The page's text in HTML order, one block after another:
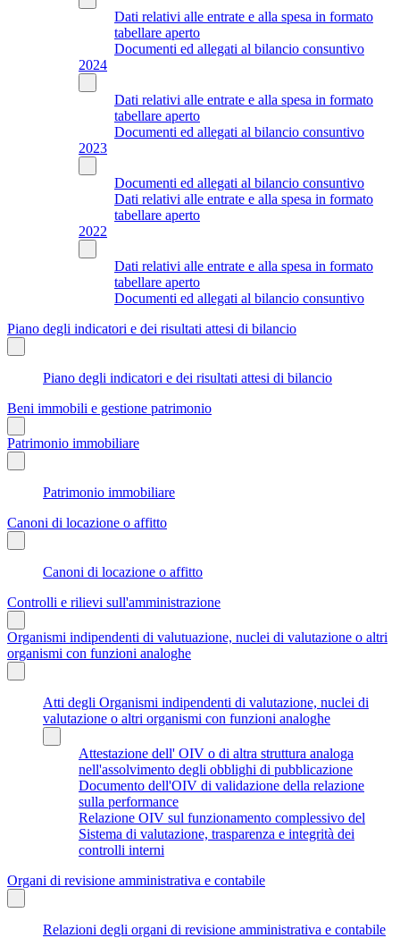
Dati relativi alle entrate e alla spesa in formato
tabellare aperto
Documenti ed allegati al bilancio consuntivo
2024
Dati relativi alle entrate e alla spesa in formato
tabellare aperto
Documenti ed allegati al bilancio consuntivo
2023
Documenti ed allegati al bilancio consuntivo
Dati relativi alle entrate e alla spesa in formato
tabellare aperto
2022
Dati relativi alle entrate e alla spesa in formato
tabellare aperto
Documenti ed allegati al bilancio consuntivo
Piano degli indicatori e dei risultati attesi di bilancio
Piano degli indicatori e dei risultati attesi di bilancio
Beni immobili e gestione patrimonio
Patrimonio immobiliare
Patrimonio immobiliare
Canoni di locazione o affitto
Canoni di locazione o affitto
Controlli e rilievi sull'amministrazione
Organismi indipendenti di valutuazione, nuclei di valutazione o altri
organismi con funzioni analoghe
Atti degli Organismi indipendenti di valutazione, nuclei di
valutazione o altri organismi con funzioni analoghe
Attestazione dell' OIV o di altra struttura analoga
nell'assolvimento degli obblighi di pubblicazione
Documento dell'OIV di validazione della relazione
sulla performance
Relazione OIV sul funzionamento complessivo del
Sistema di valutazione, trasparenza e integrità dei
controlli interni
Organi di revisione amministrativa e contabile
Relazioni degli organi di revisione amministrativa e contabile